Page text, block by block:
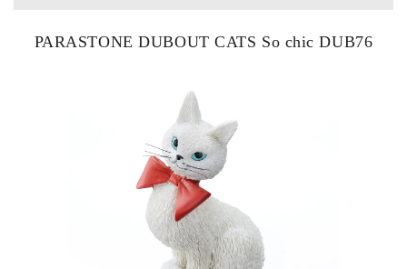
ピックアップ商品
商品カテゴリー/家具
商品カテゴリー/雑貨
PARASTONE DUBOUT CATS So chic DUB76